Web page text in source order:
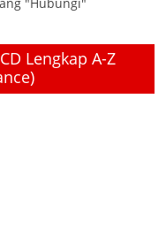
Lengkap A-Z